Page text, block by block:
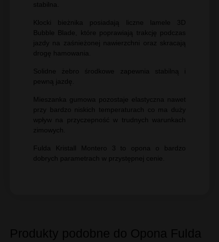
stabilna.
Klocki bieżnika posiadają liczne lamele 3D
Bubble Blade, które poprawiają trakcję podczas
jazdy na zaśnieżonej nawierzchni oraz skracają
drogę hamowania.
Solidne żebro środkowe zapewnia stabilną i
pewną jazdę.
Mieszanka gumowa pozostaje elastyczna nawet
przy bardzo niskich temperaturach co ma duży
wpływ na przyczepność w trudnych warunkach
zimowych.
Fulda Kristall Montero 3 to opona o bardzo
dobrych parametrach w przystępnej cenie.